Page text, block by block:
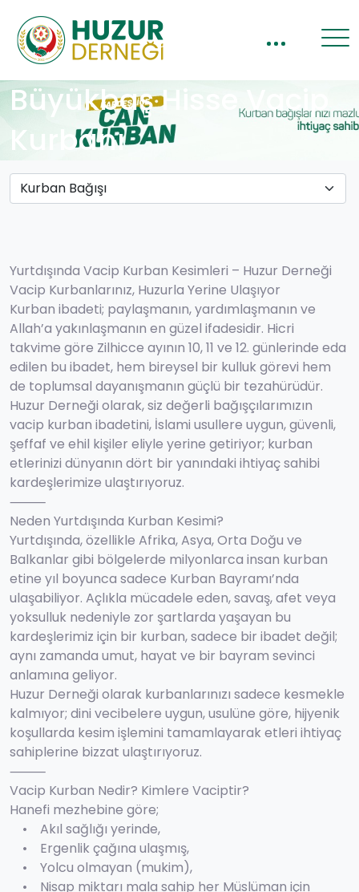
Büyükbaş Hisse Vacip
Kurbanı
Yurtdışında Vacip Kurban Kesimleri – Huzur Derneği
Vacip Kurbanlarınız, Huzurla Yerine Ulaşıyor
Kurban ibadeti; paylaşmanın, yardımlaşmanın ve
Allah’a yakınlaşmanın en güzel ifadesidir. Hicri
takvime göre Zilhicce ayının 10, 11 ve 12. günlerinde eda
edilen bu ibadet, hem bireysel bir kulluk görevi hem
de toplumsal dayanışmanın güçlü bir tezahürüdür.
Huzur Derneği olarak, siz değerli bağışçılarımızın
vacip kurban ibadetini, İslami usullere uygun, güvenli,
şeffaf ve ehil kişiler eliyle yerine getiriyor; kurban
etlerinizi dünyanın dört bir yanındaki ihtiyaç sahibi
kardeşlerimize ulaştırıyoruz.
⸻
Neden Yurtdışında Kurban Kesimi?
Yurtdışında, özellikle Afrika, Asya, Orta Doğu ve
Balkanlar gibi bölgelerde milyonlarca insan kurban
etine yıl boyunca sadece Kurban Bayramı’nda
ulaşabiliyor. Açlıkla mücadele eden, savaş, afet veya
yoksulluk nedeniyle zor şartlarda yaşayan bu
kardeşlerimiz için bir kurban, sadece bir ibadet değil;
aynı zamanda umut, hayat ve bir bayram sevinci
anlamına geliyor.
Huzur Derneği olarak kurbanlarınızı sadece kesmekle
kalmıyor; dini vecibelere uygun, usulüne göre, hijyenik
koşullarda kesim işlemini tamamlayarak etleri ihtiyaç
sahiplerine bizzat ulaştırıyoruz.
⸻
Vacip Kurban Nedir? Kimlere Vaciptir?
Hanefi mezhebine göre;
• Akıl sağlığı yerinde,
• Ergenlik çağına ulaşmış,
• Yolcu olmayan (mukim),
• Nisap miktarı mala sahip her Müslüman için